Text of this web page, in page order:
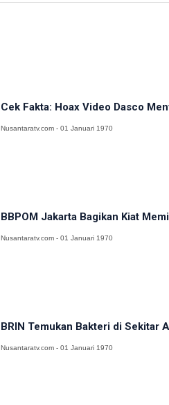
Cek Fakta: Hoax Video Dasco
Nusantaratv.com - 01 Januari 1970
BBPOM Jakarta Bagikan Kiat
Nusantaratv.com - 01 Januari 1970
BRIN Temukan Bakteri di Sekitar
Nusantaratv.com - 01 Januari 1970